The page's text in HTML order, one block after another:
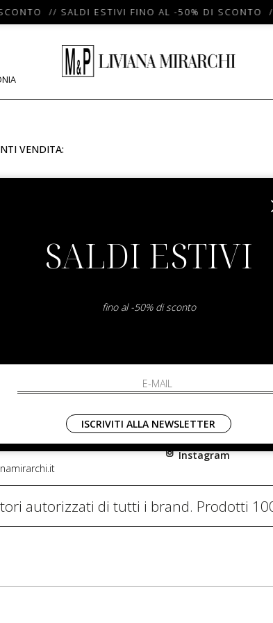
// SALDI ESTIVI FINO AL -50% DI SCONTO
VENDITA:
in Fiore Italia
Contatti
Spedizione
Instagram
autorizzati di tutti i brand. Prodotti
SALDI ESTIVI
fino al -50% di sconto
ISCRIVITI ALLA NEWSLETTER